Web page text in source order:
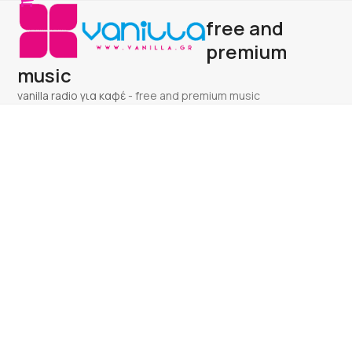
Skip
content
Open
mobile
menu
Close
mobile
menu
free and
premium
music
vanilla radio για καφέ -free and premium music